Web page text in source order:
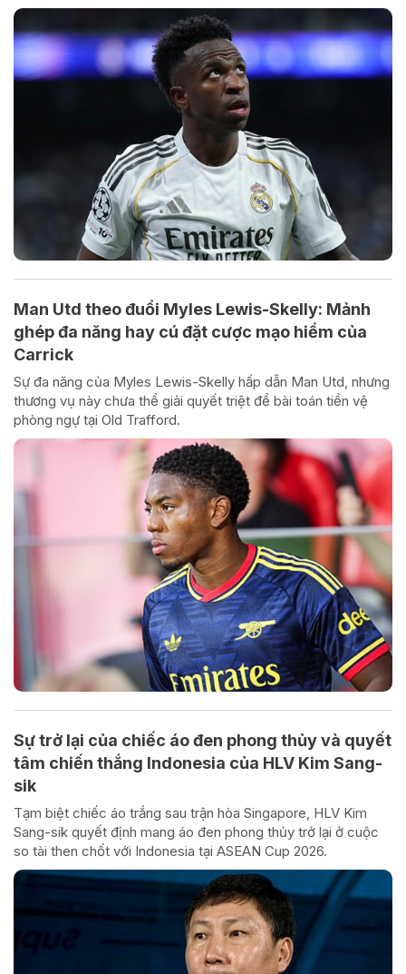
Man Utd theo đuổi Myles Lewis-Skelly: Mảnh
ghép đa năng hay cú đặt cược mạo hiểm của
Carrick
Sự đa năng của Myles Lewis-Skelly hấp dẫn Man Utd, nhưng
thương vụ này chưa thể giải quyết triệt để bài toán tiền vệ
phòng ngự tại Old Trafford.
Sự trở lại của chiếc áo đen phong thủy và quyết
tâm chiến thắng Indonesia của HLV Kim Sang-
sik
Tạm biệt chiếc áo trắng sau trận hòa Singapore, HLV Kim
Sang-sik quyết định mang áo đen phong thủy trở lại ở cuộc
so tài then chốt với Indonesia tại ASEAN Cup 2026.